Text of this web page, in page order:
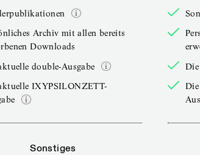
Archiv mit allen bereits
Downloads
double-Ausgabe
IXYPSILONZETT-
Sonstiges